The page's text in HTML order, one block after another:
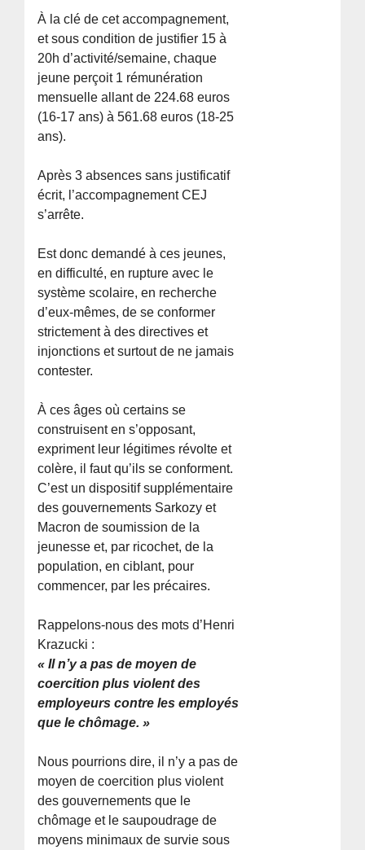
À la clé de cet accompagnement,
et sous condition de justifier 15 à
20h d’activité/semaine, chaque
jeune perçoit 1 rémunération
mensuelle allant de 224.68 euros
(16-17 ans) à 561.68 euros (18-25
ans).
Après 3 absences sans justificatif
écrit, l’accompagnement CEJ
s’arrête.
Est donc demandé à ces jeunes,
en difficulté, en rupture avec le
système scolaire, en recherche
d’eux-mêmes, de se conformer
strictement à des directives et
injonctions et surtout de ne jamais
contester.
À ces âges où certains se
construisent en s’opposant,
expriment leur légitimes révolte et
colère, il faut qu’ils se conforment.
C’est un dispositif supplémentaire
des gouvernements Sarkozy et
Macron de soumission de la
jeunesse et, par ricochet, de la
population, en ciblant, pour
commencer, par les précaires.
Rappelons-nous des mots d’Henri
Krazucki :
« Il n’y a pas de moyen de
coercition plus violent des
employeurs contre les employés
que le chômage. »
Nous pourrions dire, il n’y a pas de
moyen de coercition plus violent
des gouvernements que le
chômage et le saupoudrage de
moyens minimaux de survie sous